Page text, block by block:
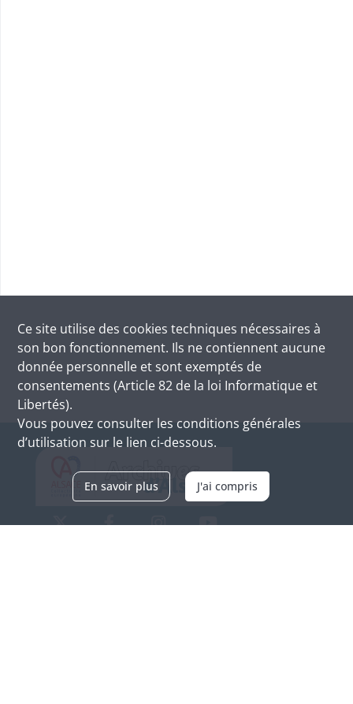
Ce site utilise des cookies techniques nécessaires à
son bon fonctionnement. Ils ne contiennent aucune
donnée personnelle et sont exemptés de
consentements (Article 82 de la loi Informatique et
Libertés).
Vous pouvez consulter les conditions générales
d’utilisation sur le lien ci-dessous.
En savoir plus J'ai compris